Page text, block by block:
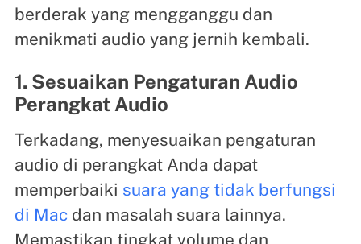
berderak yang mengganggu dan
menikmati audio yang jernih kembali.
1. Sesuaikan Pengaturan Audio
Perangkat Audio
Terkadang, menyesuaikan pengaturan
audio di perangkat Anda dapat
memperbaiki suara yang tidak berfungsi
di Macdan masalah suara lainnya.
Memastikan tingkat volume dan